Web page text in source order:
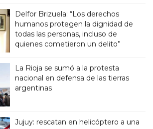
Delfor Brizuela: “Los derechos
humanos protegen la dignidad de
todas las personas, incluso de
quienes cometieron un delito”
La Rioja se sumó a la protesta
nacional en defensa de las tierras
argentinas
Jujuy: rescatan en helicóptero a una